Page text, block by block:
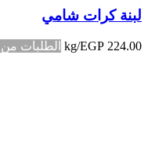
لبنة كرات شامي
EGP 224.00
/kg الطلبات من ٢ ظهرًا إلى 1:30 صباحًا